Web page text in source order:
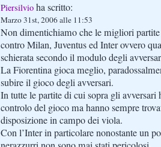
Piersilvio ha scritto:
Marzo 31st, 2006 alle 11:53
Non dimentichiamo che le migliori
contro Milan, Juventus ed Inter ovvero
schierata secondo il modulo degli
La Fiorentina gioca meglio,
subire il gioco degli avversari.
In tutte le partite di cui sopra gli avversari
controlo del gioco ma hanno sempre
disposizione in campo dei viola.
Con l’Inter in particolare nonostante un